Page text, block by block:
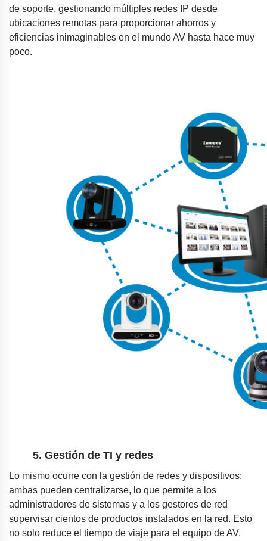
de soporte, gestionando múltiples redes IP desde
ubicaciones remotas para proporcionar ahorros y
eficiencias inimaginables en el mundo AV hasta hace muy
poco.
5. Gestión de TI y redes
Lo mismo ocurre con la gestión de redes y dispositivos:
ambas pueden centralizarse, lo que permite a los
administradores de sistemas y a los gestores de red
supervisar cientos de productos instalados en la red. Esto
no solo reduce el tiempo de viaje para el equipo de AV,